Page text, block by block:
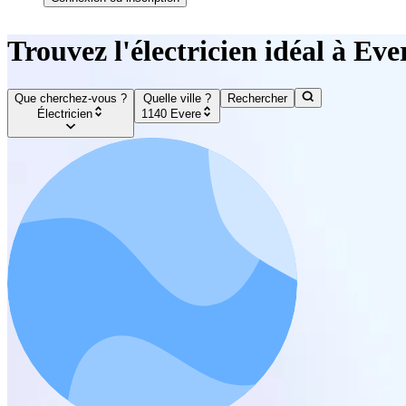
Trouvez l'électricien idéal à
Que cherchez-vous ?
Électricien
Quelle ville ?
1140 Evere
Rechercher